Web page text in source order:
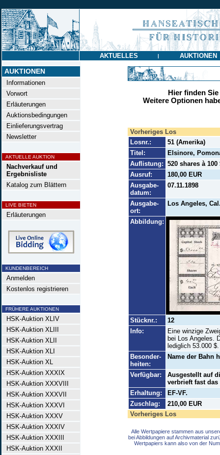
AKTUELLES | AUKTIONEN
AUKTIONEN
Informationen
Vorwort
Erläuterungen
Auktionsbedingungen
Einlieferungsvertrag
Newsletter
AKTUELLE AUKTION
Nachverkauf und
Ergebnisliste
Katalog zum Blättern
LIVE BIETEN
Erläuterungen
KUNDENBEREICH
Anmelden
Kostenlos registrieren
FRÜHERE AUKTIONEN
HSK-Auktion XLIV
HSK-Auktion XLIII
HSK-Auktion XLII
HSK-Auktion XLI
HSK-Auktion XL
HSK-Auktion XXXIX
HSK-Auktion XXXVIII
HSK-Auktion XXXVII
HSK-Auktion XXXVI
HSK-Auktion XXXV
HSK-Auktion XXXIV
HSK-Auktion XXXIII
HSK-Auktion XXXII
Hier finden
Weitere Optionen
Vorheriges Los
Losnr.:
51 (Amerika)
Titel:
Elsinore,
Auflistung: 520 shares à 100
Ausruf:
180,00 EUR
Ausgabe-
datum:
07.11.1898
Ausgabe-
ort:
Los Angeles,
Abbildung:
Stücknr.:
12
Info:
Eine winzige
bei Los Angeles.
lediglich 53.000 $.
Besonder-
heiten:
Name der Bahn
Verfügbar:
Ausgestellt auf
verbrieft fast das
Erhaltung:
EF-VF.
Zuschlag:
210,00 EUR
Vorheriges Los
Alle Wertpapiere stammen aus
bei Abbildungen auf Archivmaterial
Wertpapiers kann also von der